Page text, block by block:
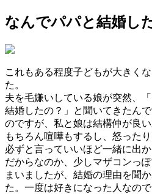
なんでパパと結婚し
これもある程度子どもが大きく
た。
夫を毛嫌いしている娘が突然、
結婚したの？」と聞いてきたん
のですが、私と娘は結構仲が良い
もちろん喧嘩もするし、怒った
必ずと言っていいほど一緒に出か
だからなのか、少しマザコンっ
まいましたが、結婚の理由を聞
た。一度は好きになった人なの